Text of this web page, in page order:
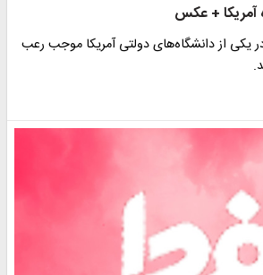
+ عکس
یکی از دانشگاه‌های دولتی آمریکا موجب رعب